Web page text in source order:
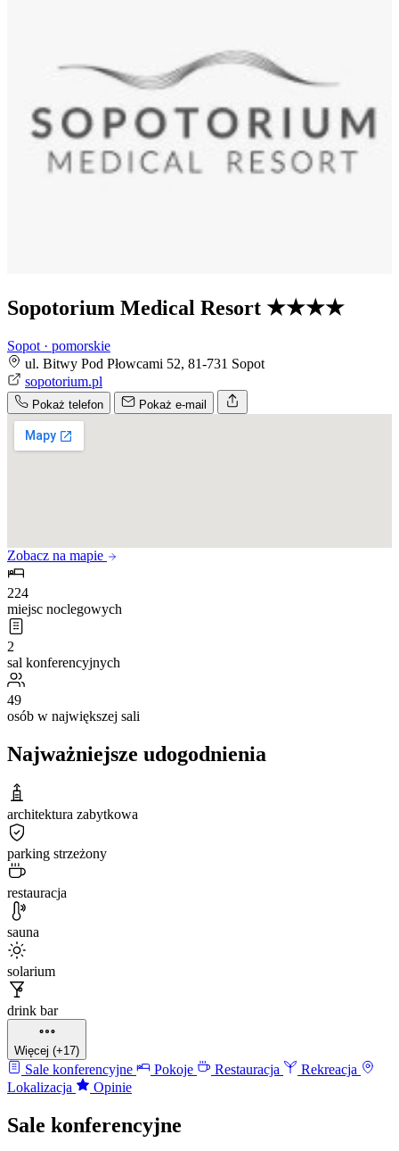
Sopotorium Medical Resort ★★★★
Sopot · pomorskie
ul. Bitwy Pod Płowcami 52, 81-731 Sopot
sopotorium.pl
Pokaż telefon Pokaż e-mail
Zobacz na mapie
224
miejsc noclegowych
2
sal konferencyjnych
49
osób w największej sali
Najważniejsze udogodnienia
architektura zabytkowa
parking strzeżony
restauracja
sauna
solarium
drink bar
Więcej (+17)
Sale konferencyjne Pokoje Restauracja
Rekreacja
Lokalizacja
Opinie
Sale konferencyjne